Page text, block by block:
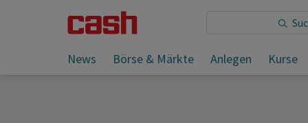
News Börse & Märkte Anlegen Kurse
Sie lesen: